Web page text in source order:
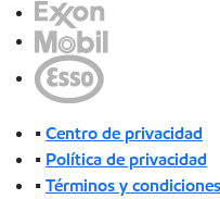
•Centro de privacidad
• Política de privacidad
•Términos y condiciones